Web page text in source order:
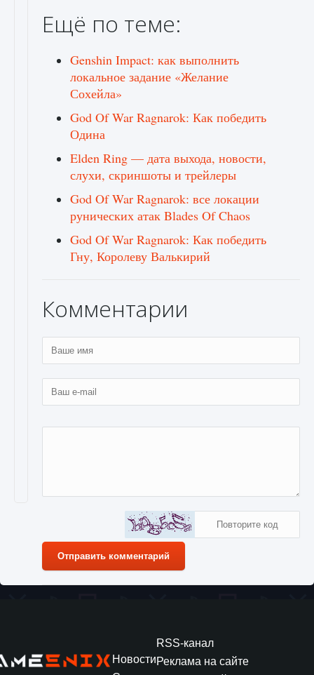
Ещё по теме:
Genshin Impact: как выполнить
локальное задание «Желание
Сохейла»
God Of War Ragnarok: Как победить
Одина
Elden Ring — дата выхода, новости,
слухи, скриншоты и трейлеры
God Of War Ragnarok: все локации
рунических атак Blades Of Chaos
God Of War Ragnarok: Как победить
Гну, Королеву Валькирий
Комментарии
Отправить комментарий
Новости
RSS-канал
Реклама на сайте